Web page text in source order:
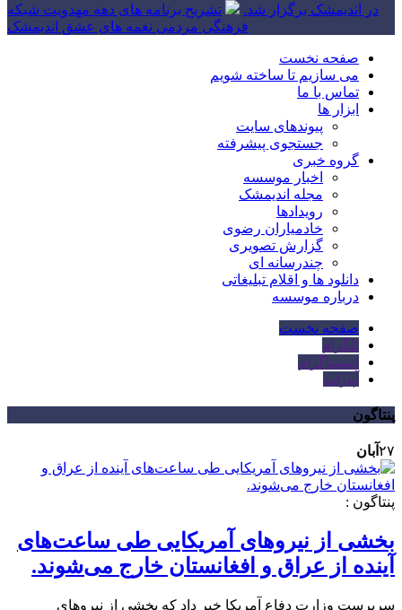
در اندیمشک برگزار شد.
تشریح برنامه های دهه مهدویت شبکه
فرهنگی مردمی نغمه های عشق اندیمشک
صفحه نخست
می سازیم تا ساخته شویم
تماس با ما
ابزار ها
پیوندهای سایت
جستجوی پیشرفته
گروه خبری
اخبار موسسه
مجله اندیمشک
رویدادها
خادمیاران رضوی
گزارش تصویری
چندرسانه ای
دانلود ها و اقلام تبلیغاتی
درباره موسسه
صفحه نخست
تلگرام
اینستاگرام
آپارات
پنتاگون
۲۷ آبان
پنتاگون :
بخشی از نیروهای آمریکایی طی ساعت‌های
آینده از عراق و افغانستان خارج می‌شوند.
سرپرست وزارت دفاع آمریکا خبر داد که بخشی از نیروهای